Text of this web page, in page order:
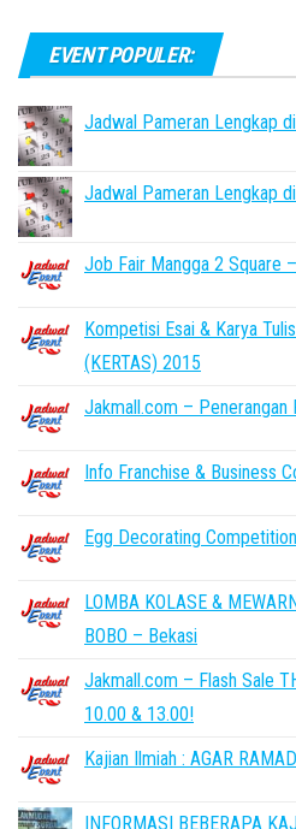
EVENT POPULER:
Jadwal Pameran Lengkap
Jadwal Pameran Lengkap
Job Fair Mangga 2 Square
Kompetisi Esai & Karya
(KERTAS) 2015
Jakmall.com – Penerangan
Info Franchise & Business
Egg Decorating
LOMBA KOLASE &
BOBO – Bekasi
Jakmall.com – Flash Sale
10.00 & 13.00!
Kajian Ilmiah : AGAR
INFORMASI BEBERAPA